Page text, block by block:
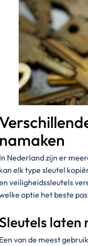
namaken
In Nederland zijn er
kan elk type sleutel
veiligheidssleutels
optie het beste
Sleutels laten
Een van de meest